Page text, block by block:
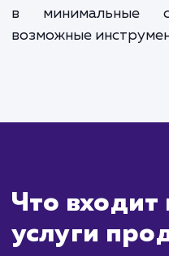
Сколько
Продвижение
сайтов. Это
не успели
поисковых